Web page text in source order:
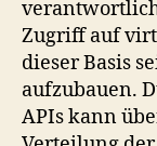
Zugriff auf
dieser Basis
aufzubauen.
APIs kann